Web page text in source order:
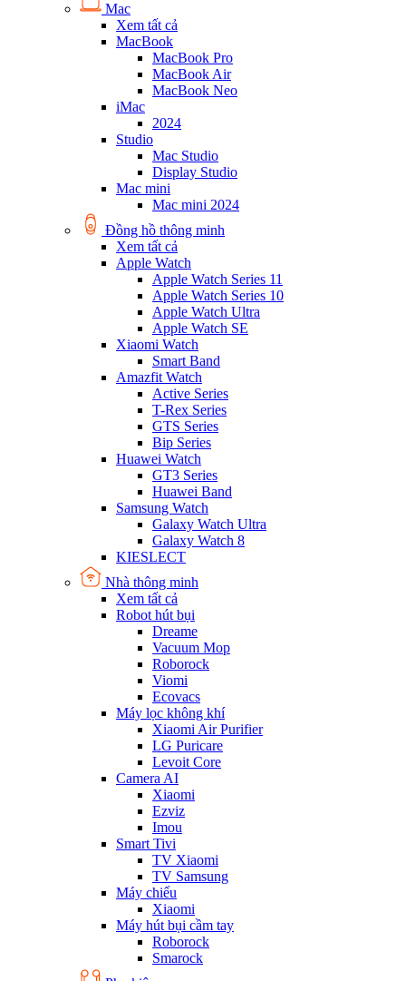
Mac
Xem tất cả
MacBook
MacBook Pro
MacBook Air
MacBook Neo
iMac
2024
Studio
Mac Studio
Display Studio
Mac mini
Mac mini 2024
Đồng hồ thông minh
Xem tất cả
Apple Watch
Apple Watch Series 11
Apple Watch Series 10
Apple Watch Ultra
Apple Watch SE
Xiaomi Watch
Smart Band
Amazfit Watch
Active Series
T-Rex Series
GTS Series
Bip Series
Huawei Watch
GT3 Series
Huawei Band
Samsung Watch
Galaxy Watch Ultra
Galaxy Watch 8
KIESLECT
Nhà thông minh
Xem tất cả
Robot hút bụi
Dreame
Vacuum Mop
Roborock
Viomi
Ecovacs
Máy lọc không khí
Xiaomi Air Purifier
LG Puricare
Levoit Core
Camera AI
Xiaomi
Ezviz
Imou
Smart Tivi
TV Xiaomi
TV Samsung
Máy chiếu
Xiaomi
Máy hút bụi cầm tay
Roborock
Smarock